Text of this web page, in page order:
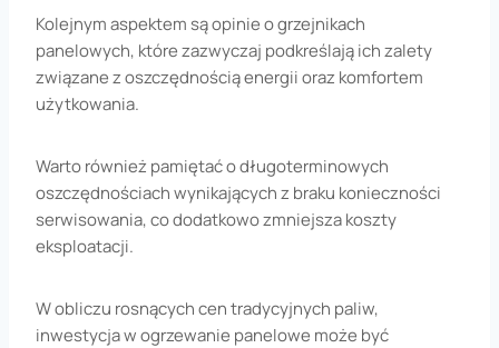
Kolejnym aspektem są opinie o grzejnikach
panelowych, które zazwyczaj podkreślają ich zalety
związane z oszczędnością energii oraz komfortem
użytkowania.
Warto również pamiętać o długoterminowych
oszczędnościach wynikających z braku konieczności
serwisowania, co dodatkowo zmniejsza koszty
eksploatacji.
W obliczu rosnących cen tradycyjnych paliw,
inwestycja w ogrzewanie panelowe może być